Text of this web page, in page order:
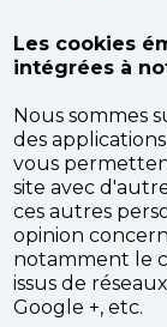
Les cookies
intégrées à
Nous sommes
des
vous
site avec
ces autres
opinion
notamment le
issus de
Google +, etc.